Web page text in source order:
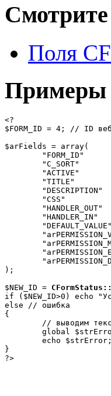
Поля
Примеры
<?
$FORM_ID = 4; // ID
$arFields = array(
);
$NEW_ID =
if ($NEW_ID>0) echo
else // ошибка
{
}
?>